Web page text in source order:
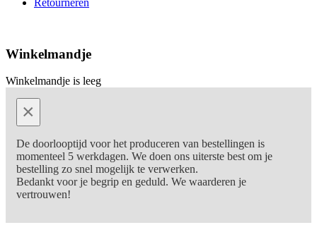
Winkelmandje
Winkelmandje is leeg
×
De doorlooptijd voor het produceren van bestellingen is
momenteel 5 werkdagen. We doen ons uiterste best om je
bestelling zo snel mogelijk te verwerken.
Bedankt voor je begrip en geduld. We waarderen je
vertrouwen!